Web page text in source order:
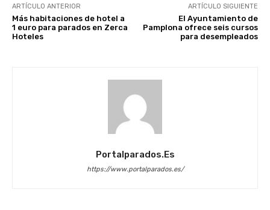
ARTÍCULO ANTERIOR
Más habitaciones de hotel a
1 euro para parados en Zerca
Hoteles
ARTÍCULO SIGUIENTE
El Ayuntamiento de
Pamplona ofrece seis cursos
para desempleados
Portalparados.es
https://www.portalparados.es/